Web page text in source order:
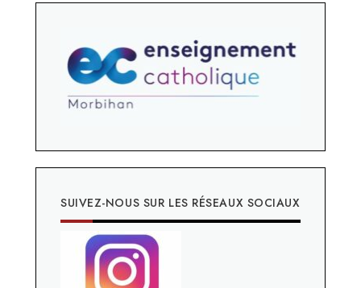
SUIVEZ-NOUS SUR LES RÉSEAUX SOCIAUX